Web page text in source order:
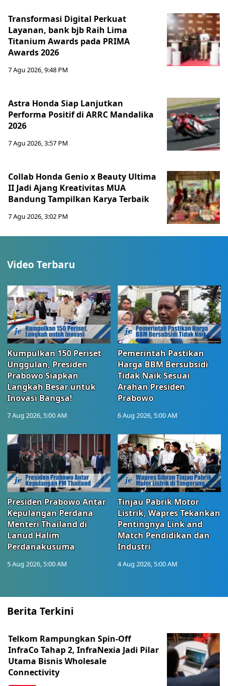
Transformasi Digital Perkuat
Layanan, bank bjb Raih Lima
Titanium Awards pada PRIMA
Awards 2026
7 Agu 2026, 9:48 PM
Astra Honda Siap Lanjutkan
Performa Positif di ARRC Mandalika
2026
7 Agu 2026, 3:57 PM
Collab Honda Genio x Beauty Ultima
II Jadi Ajang Kreativitas MUA
Bandung Tampilkan Karya Terbaik
7 Agu 2026, 3:02 PM
Video Terbaru
Kumpulkan 150 Periset
Unggulan, Presiden
Prabowo Siapkan
Langkah Besar untuk
Inovasi Bangsa!
7 Aug 2026, 5:00 AM
Pemerintah Pastikan
Harga BBM Bersubsidi
Tidak Naik Sesuai
Arahan Presiden
Prabowo
6 Aug 2026, 5:00 AM
Presiden Prabowo Antar
Kepulangan Perdana
Menteri Thailand di
Lanud Halim
Perdanakusuma
5 Aug 2026, 5:00 AM
Tinjau Pabrik Motor
Listrik, Wapres Tekankan
Pentingnya Link and
Match Pendidikan dan
Industri
4 Aug 2026, 5:00 AM
Berita Terkini
Telkom Rampungkan Spin-Off
InfraCo Tahap 2, InfraNexia Jadi Pilar
Utama Bisnis Wholesale
Connectivity